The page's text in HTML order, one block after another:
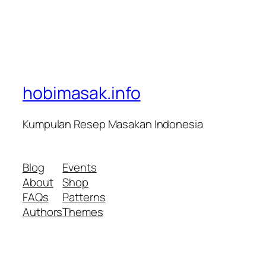
hobimasak.info
Kumpulan Resep Masakan Indonesia
Blog
About
FAQs
Authors
Events
Shop
Patterns
Themes